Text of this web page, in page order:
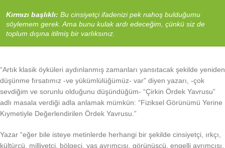
Kırmızı başlıklı: Bu cinsiyetçi ifadenizi pek nahoş bulduğumu
söylemem gerek. Ama bunu kulak ardı edeceğim, çünkü siz de
toplum dışına itilmiş bir varlıksınız.
“Artık klasik öyküleri aydınlanmış zamanları yansıtacak şekilde yeniden
düşünme fırsatımız -ve yükümlülüğümüz- var” diyen yazarı, -çok
sevdiğim ve sorunlu olduğunu düşündüğüm- “Çirkin Ördek Yavrusu”
adlı masala verdiği adla anlamak mümkün: “Fiziksel Görünümü Yerine
Kıymetiyle Değerlendirilen Ördek Yavrusu.”
Yazar “eğer bile isteye metinlerde herhangi bir şekilde cinsiyetçi, ırkçı,
kültürcü, milliyetçi, bölgeci, yaş ayrımcısı, görünüşçü, engelli ayrımcısı,